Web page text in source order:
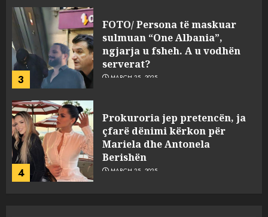
3
FOTO/ Persona të maskuar
sulmuan “One Albania”,
ngjarja u fsheh. A u vodhën
serverat?
MARCH 25, 2025
4
Prokuroria jep pretencën, ja
çfarë dënimi kërkon për
Mariela dhe Antonela
Berishën
MARCH 25, 2025